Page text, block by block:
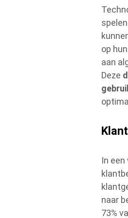
op
aan
Deze
In
naar
73%